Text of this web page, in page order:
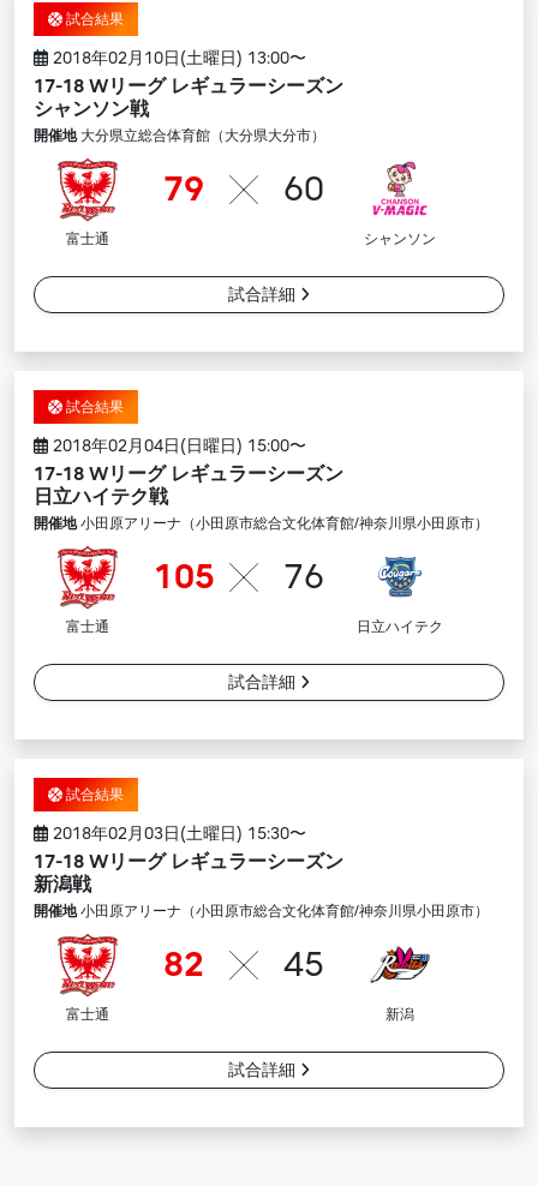
試合結果
2018年02月10日(土曜日) 13:00〜
17-18 Wリーグ レギュラーシーズン
シャンソン戦
開催地大分県立総合体育館（大分県大分市）
79 60
富士通 シャンソン
試合詳細
試合結果
2018年02月04日(日曜日) 15:00〜
17-18 Wリーグ レギュラーシーズン
日立ハイテク戦
開催地小田原アリーナ（小田原市総合文化体育館/神奈川県小田原市）
105 76
富士通 日立ハイテク
試合詳細
試合結果
2018年02月03日(土曜日) 15:30〜
17-18 Wリーグ レギュラーシーズン
新潟戦
開催地小田原アリーナ（小田原市総合文化体育館/神奈川県小田原市）
82 45
富士通 新潟
試合詳細